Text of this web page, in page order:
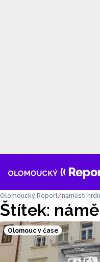
Štítek:
Olomoucký Report náměstí
Olomouc v čase